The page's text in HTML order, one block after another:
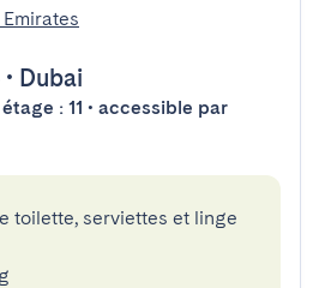
• Dubai
: 11 • accessible par
toilette, serviettes et linge